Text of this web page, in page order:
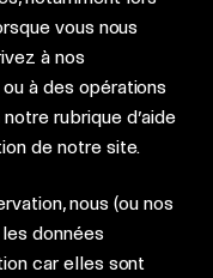
vous nous
à nos
à des opérations
rubrique d’aide
de notre site.
nous (ou nos
données
car elles sont